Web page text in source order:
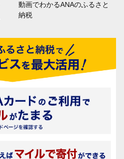
動画でわかるANAのふるさと
納税